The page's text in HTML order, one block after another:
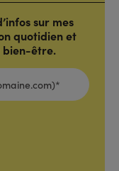
sur mes
quotidien et
bien-être.